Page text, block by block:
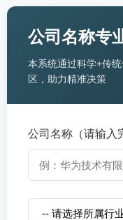
公司名称专
本系统通过科学+传
区，助力精准决策
公司名称（请输入